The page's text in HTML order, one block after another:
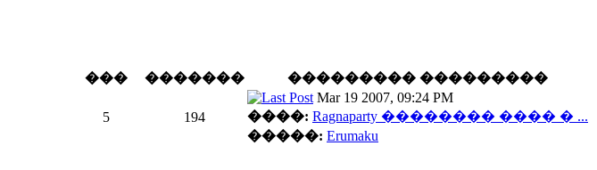
��� �������
��������� ���������
5 194
Mar 19 2007, 09:24 PM
����: Ragnaparty �������� ���� � ...
�����: Erumaku